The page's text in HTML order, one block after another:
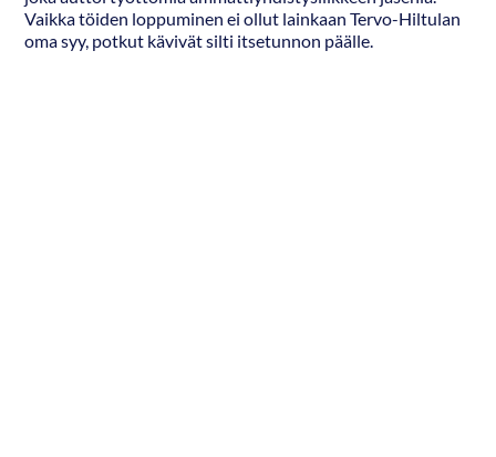
Vaikka töiden loppuminen ei ollut lainkaan Tervo-Hiltulan
oma syy, potkut kävivät silti itsetunnon päälle.